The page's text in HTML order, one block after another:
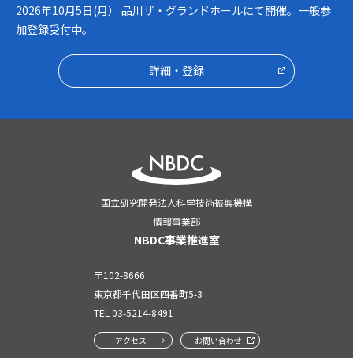
2026年10月5日(月） 品川ザ・グランドホールにて開催。一般参
加登録受付中。
詳細・登録
国立研究開発法人科学技術振興機構
情報事業部
NBDC事業推進室
〒102-8666
東京都千代田区四番町5-3
TEL 03-5214-8491
アクセス お問い合わせ